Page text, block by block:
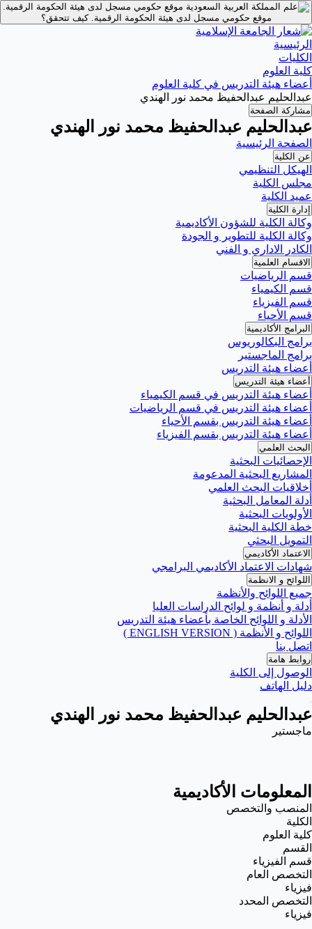
موقع حكومي مسجل لدى هيئة الحكومة الرقمية.
موقع حكومي مسجل لدى هيئة الحكومة الرقمية.كيف تتحقق؟
الرئيسية
الكليات
كلية العلوم
أعضاء هيئة التدريس في كلية العلوم
عبدالحليم عبدالحفيظ محمد نور الهندي
مشاركة الصفحة
عبدالحليم عبدالحفيظ محمد نور الهندي
الصفحة الرئيسية
عن الكلية
الهيكل التنظيمي
مجلس الكلية
عميد الكلية
إدارة الكلية
وكالة الكلية للشؤون الأكاديمية
وكالة الكلية للتطوير و الجودة
الكادر الاداري و الفني
الاقسام العلمية
قسم الرياضيات
قسم الكيمياء
قسم الفيزياء
قسم الأحياء
البرامج الأكاديمية
برامج البكالوريوس
برامج الماجستير
أعضاء هيئة التدريس
أعضاء هيئة التدريس
أعضاء هيئة التدريس في قسم الكيمياء
أعضاء هيئة التدريس في قسم الرياضيات
أعضاء هيئة التدريس بقسم الأحياء
أعضاء هيئة التدريس بقسم الفيزياء
البحث العلمي
الإحصائيات البحثية
المشاريع البحثية المدعومة
أخلاقيات البحث العلمي
أدلة المعامل البحثية
الأولويات البحثية
خطة الكلية البحثية
التمويل البحثي
الاعتماد الأكاديمي
شهادات الاعتماد الأكاديمي البرامجي
اللوائح و الانظمة
جميع اللوائح والأنظمة
أدلة و أنظمة و لوائح الدراسات العليا
الأدلة و اللوائح الخاصة بأعضاء هيئة التدريس
اللوائح و الأنظمة ( ENGLISH VERSION )
اتصل بنا
روابط هامة
الوصول إلى الكلية
دليل الهاتف
عبدالحليم عبدالحفيظ محمد نور الهندي
ماجستير
المعلومات الأكاديمية
المنصب والتخصص
الكلية
كلية العلوم
القسم
قسم الفيزياء
التخصص العام
فيزياء
التخصص المحدد
فيزياء